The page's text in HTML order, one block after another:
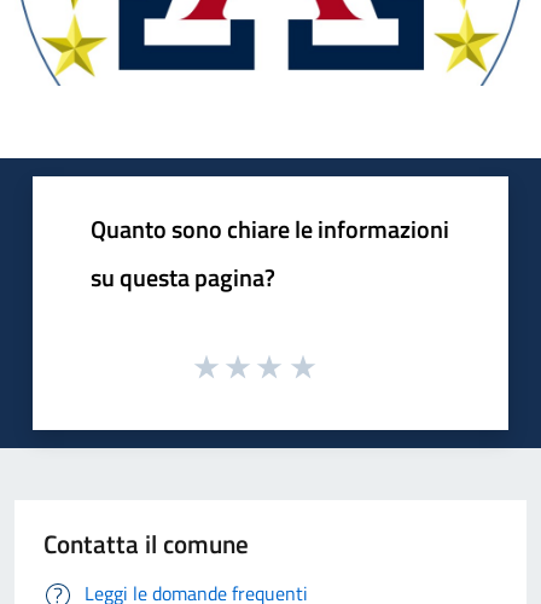
Quanto sono chiare le informazioni
su questa pagina?
Contatta il comune
Leggi le domande frequenti